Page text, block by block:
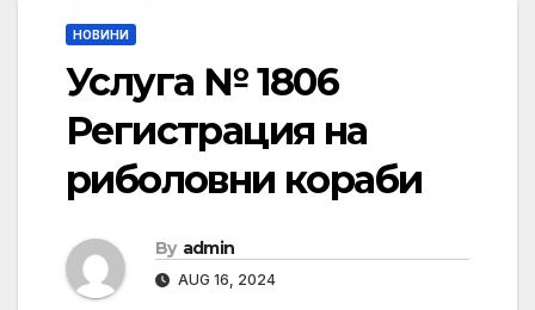
НОВИНИ
Услуга № 1806
Регистрация на
риболовни кораби
By admin
AUG 16, 2024